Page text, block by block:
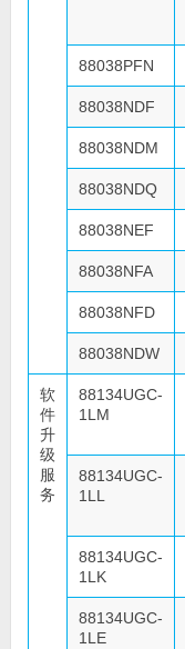
88038PFN
88038NDF
88038NDM
88038NDQ
88038NEF
88038NFA
88038NFD
88038NDW
软
件
升
级
服
务
88134UGC-
1LM
88134UGC-
1LL
88134UGC-
1LK
88134UGC-
1LE